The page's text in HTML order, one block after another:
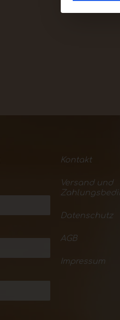
Kontakt
Versand und
Datenschutz
AGB
Impressum